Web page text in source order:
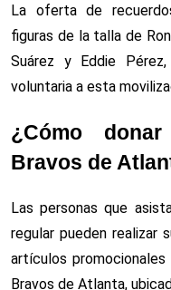
La oferta de
figuras de la talla de
Suárez y Eddie
voluntaria a esta
¿Cómo
Bravos de
Las personas que
regular pueden realizar
artículos
Bravos de Atlanta,